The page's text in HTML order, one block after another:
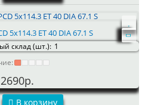
5x114.3 ET 40 DIA 67.1 S
склад (шт.): 1
В корзину